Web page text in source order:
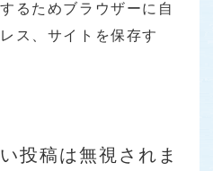
るためブラウザーに自
ス、サイトを保存す
投稿は無視されま